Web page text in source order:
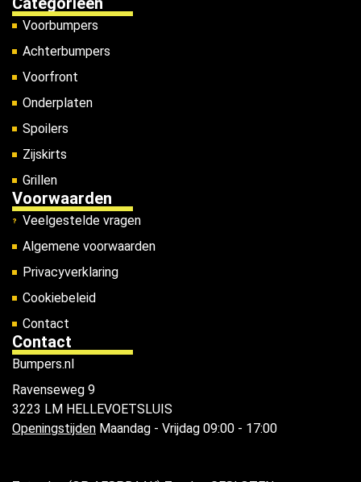
Voorbumpers
Achterbumpers
Voorfront
Onderplaten
Spoilers
Zijskirts
Grillen
Voorwaarden
Veelgestelde vragen
Algemene voorwaarden
Privacyverklaring
Cookiebeleid
Contact
Contact
Bumpers.nl
Ravenseweg 9
3223 LM HELLEVOETSLUIS
Openingstijden Maandag - Vrijdag 09:00 - 17:00